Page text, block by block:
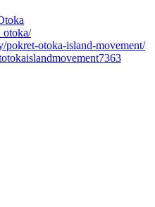
otoka-island-movement/